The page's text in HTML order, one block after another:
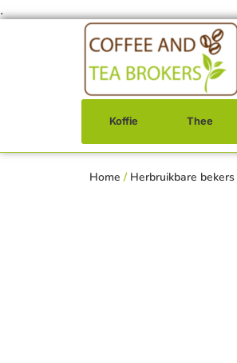
.
Koffie Thee
Home / Herbruikbare bekers